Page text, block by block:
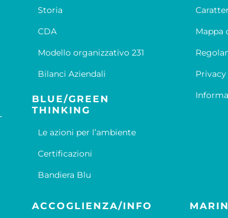
Storia
CDA
Modello organizzativo 231
Bilanci Aziendali
BLUE/GREEN
THINKING
Le azioni per l’ambiente
Certificazioni
Bandiera Blu
Mappa
ACCOGLIENZA/INFO